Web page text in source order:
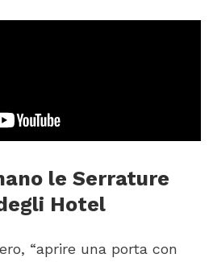
le Serrature
Hotel
“aprire una porta con